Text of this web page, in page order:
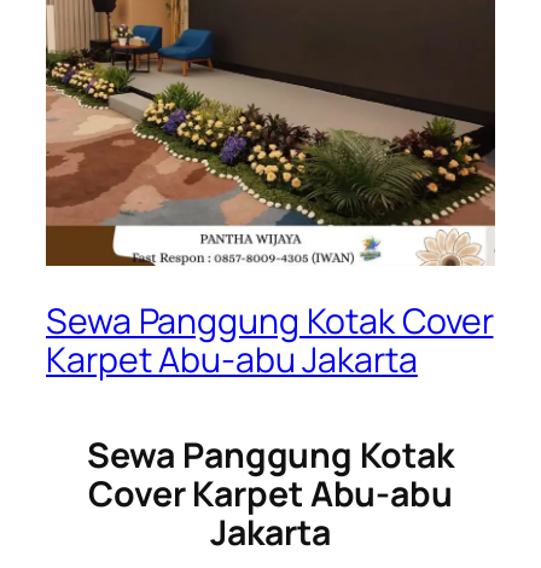
Sewa Panggung Kotak Cover
Karpet Abu-abu Jakarta
Sewa Panggung Kotak
Cover Karpet Abu-abu
Jakarta